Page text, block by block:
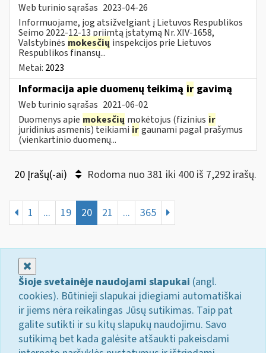
Web turinio sąrašas 2023-04-26
Informuojame, jog atsižvelgiant į Lietuvos Respublikos
Seimo 2022-12-13 priimtą įstatymą Nr. XIV-1658,
Valstybinės mokesčių inspekcijos prie Lietuvos
Respublikos finansų...
Metai: 2023
Informacija apie duomenų teikimą ir gavimą
Web turinio sąrašas 2021-06-02
Duomenys apie mokesčių mokėtojus (fizinius ir
juridinius asmenis) teikiami irgaunami pagal prašymus
(vienkartinio duomenų...
20 Įrašų(-ai) Rodoma nuo 381 iki 400 iš 7,292 irašų.
1 ... 19 20 21 ... 365
Šioje svetainėje naudojami slapukai (angl.
cookies). Būtinieji slapukai įdiegiami automatiškai
ir jiems nėra reikalingas Jūsų sutikimas. Taip pat
galite sutikti ir su kitų slapukų naudojimu. Savo
sutikimą bet kada galėsite atšaukti pakeisdami